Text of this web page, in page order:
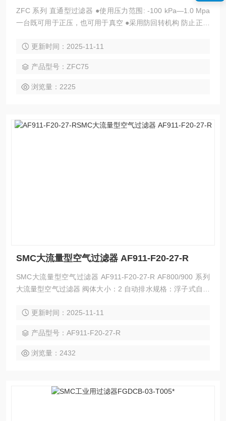
ZFC 系列 直通型过滤器 ●使用压力范围: -100 kPa—1.0 Mpa
一台既可用于正压，也可用于真空 ●采用防回转机构 防止正压
聚碳酸脂(标准), 尼龙 (订制品)
更新时间：2025-11-11
产品型号：ZFC75
浏览量：2225
SMC大流量型空气过滤器 AF911-F20-27-R
SMC大流量型空气过滤器 AF911-F20-27-R AF800/900 系列
大流量型空气过滤器 阀体大小：2 自动排水规格：浮子式自动
滤芯 更新时间：2025-11-11
产品型号：AF911-F20-27-R
浏览量：2432